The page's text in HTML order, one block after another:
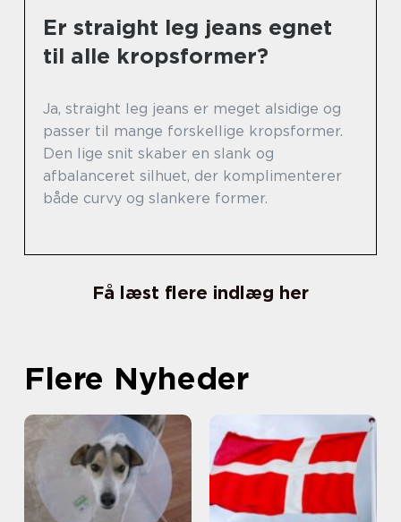
Er straight leg jeans egnet
til alle kropsformer?
Ja, straight leg jeans er meget alsidige og
passer til mange forskellige kropsformer.
Den lige snit skaber en slank og
afbalanceret silhuet, der komplimenterer
både curvy og slankere former.
Få læst flere indlæg her
Flere Nyheder